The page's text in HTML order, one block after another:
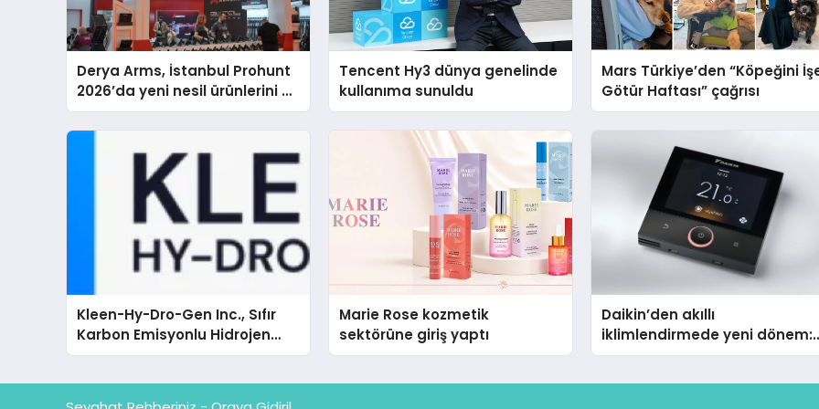
Derya Arms, İstanbul Prohunt
2026’da yeni nesil ürünlerini ve
global marka vizyonunu
sergiledi
Tencent Hy3 dünya genelinde
kullanıma sunuldu
Mars Türkiye’den “Köpeğini
Götür Haftası” çağrısı
Kleen-Hy-Dro-Gen Inc., Sıfır
Karbon Emisyonlu Hidrojen
Isıtma Teknolojisinde ISO ve
Marie Rose kozmetik
sektörüne giriş yaptı
Daikin’den akıllı
iklimlendirmede yeni dönem:
Madoka Plus Türkiye’de